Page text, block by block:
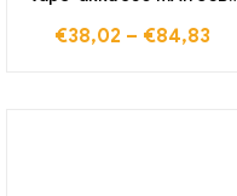
läpipainopakkaussarjat
€38,02 – €84,83